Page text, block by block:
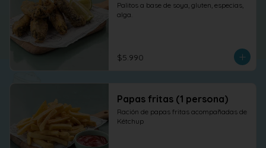
Palitos a base de soya, gluten, especias,
alga.
$5.990
Papas fritas (1 persona)
Ración de papas fritas acompañadas de
Kétchup